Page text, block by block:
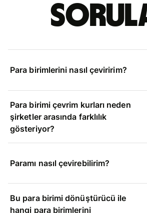
Para birimlerini nasıl çeviririm?
Para birimi çevrim kurları neden
şirketler arasında farklılık
gösteriyor?
Paramı nasıl çevirebilirim?
Bu para birimi dönüştürücü ile
hangi para birimlerini